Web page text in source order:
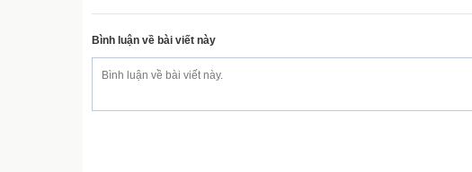
Bình luận về bài viết này